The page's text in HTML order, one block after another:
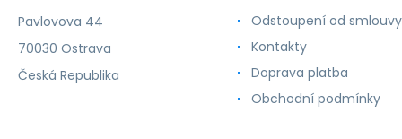
Pavlovova 44
70030 Ostrava
Česká Republika
Odstoupení od smlouvy
Kontakty
Doprava platba
Obchodní podmínky